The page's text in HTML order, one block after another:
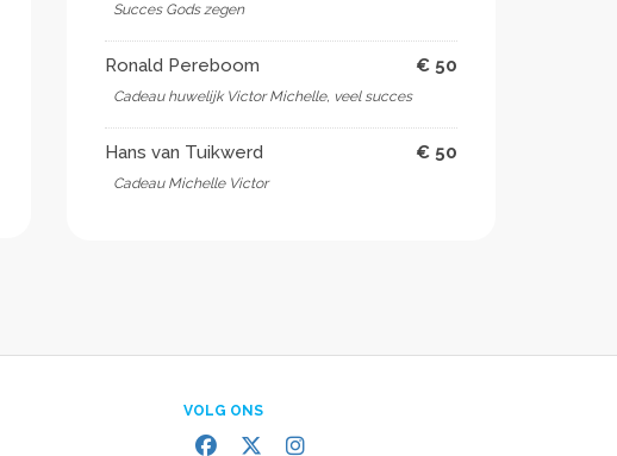
Succes Gods zegen
Ronald Pereboom € 50
Cadeau huwelijk Victor Michelle, veel succes
Hans van Tuikwerd € 50
Cadeau Michelle Victor
VOLG ONS